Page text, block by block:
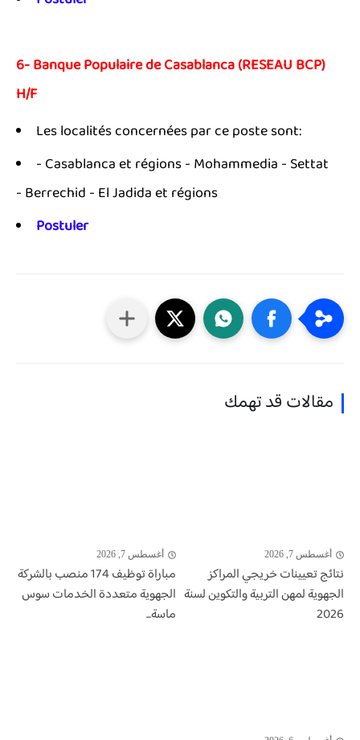
6- Banque Populaire de Casablanca (RESEAU BCP)
H/F
Les localités concernées par ce poste sont:
- Casablanca et régions - Mohammedia - Settat
- Berrechid - El Jadida et régions
Postuler
مقالات قد تهمك
أغسطس 7, 2026
نتائج تعيينات خريجي المراكز
الجهوية لمهن التربية والتكوين لسنة
2026
أغسطس 7, 2026
مباراة توظيف 174 منصب بالشركة
الجهوية متعددة الخدمات سوس
ماسة...